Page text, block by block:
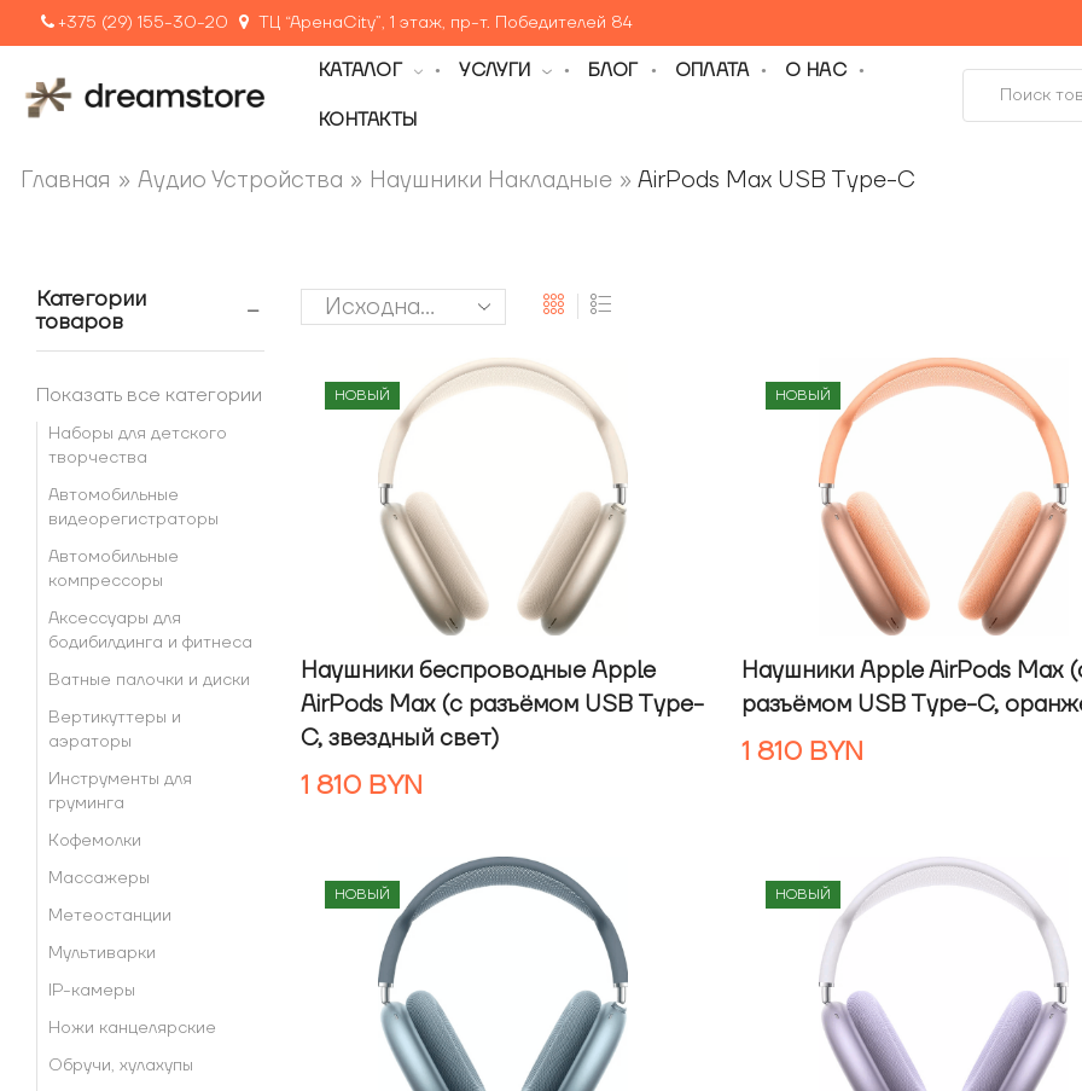
+375 (29) 155-30-20 ТЦ “АренаCity”, 1 этаж, пр-т. Победителей 84
КАТАЛОГ УСЛУГИ БЛОГ ОПЛАТА О НАС
КОНТАКТЫ
Главная » Аудио Устройства » Наушники Накладные »AirPods Max USB Type-C
НОВЫЙ
Наушники беспроводные Apple
AirPods Max (с разъёмом USB Type-
C, звездный свет)
1 810 BYN
НОВЫЙ
Наушники Apple AirPods Max
разъёмом USB Type-C,
1 810 BYN
НОВЫЙ НОВЫЙ
Категории
товаров
Показать все категории
Наборы для детского
творчества
Автомобильные
видеорегистраторы
Автомобильные
компрессоры
Аксессуары для
бодибилдинга и фитнеса
Ватные палочки и диски
Вертикуттеры и
аэраторы
Инструменты для
груминга
Кофемолки
Массажеры
Метеостанции
Мультиварки
IP-камеры
Ножи канцелярские
Обручи, хулахупы